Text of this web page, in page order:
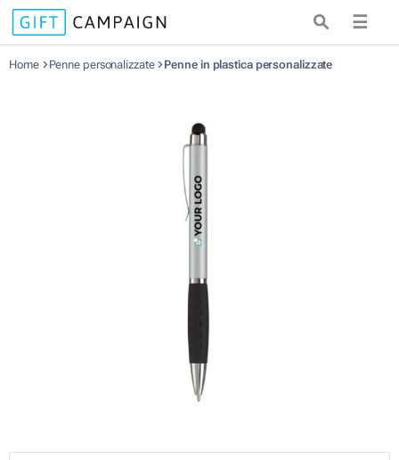
☰
Home Penne personalizzate Penne in plastica personalizzate